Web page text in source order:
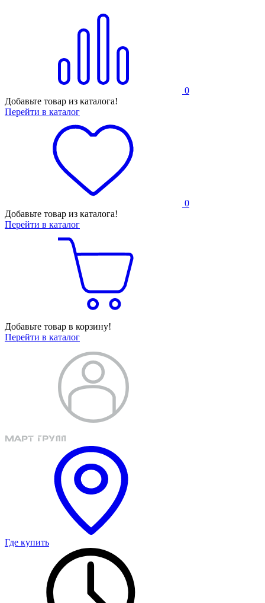
0
Добавьте товар из каталога!
Перейти в каталог
0
Добавьте товар из каталога!
Перейти в каталог
Добавьте товар в корзину!
Перейти в каталог
Где купить